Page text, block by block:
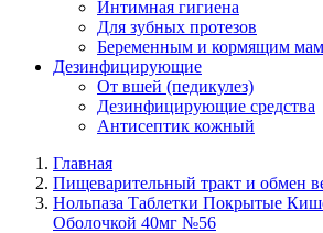
Интимная гигиена
Для зубных протезов
Беременным и кормящим
Дезинфицирующие
От вшей (педикулез)
Дезинфицирующие средства
Антисептик кожный
Главная
Пищеварительный тракт и обмен
Нольпаза Таблетки Покрытые
Оболочкой 40мг №56